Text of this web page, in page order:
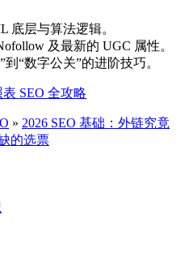
底层与算法逻辑。
及最新的 UGC 属性。
“数字公关”的进阶技巧。
SEO 全攻略
» 2026 SEO 基础：外链究竟
的选票